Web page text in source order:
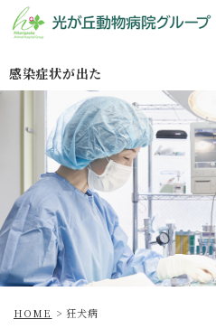
感染症状が出た
HOME > 狂犬病